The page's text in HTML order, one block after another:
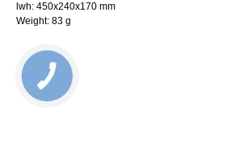
lwh: 450x240x170 mm
Weight: 83 g